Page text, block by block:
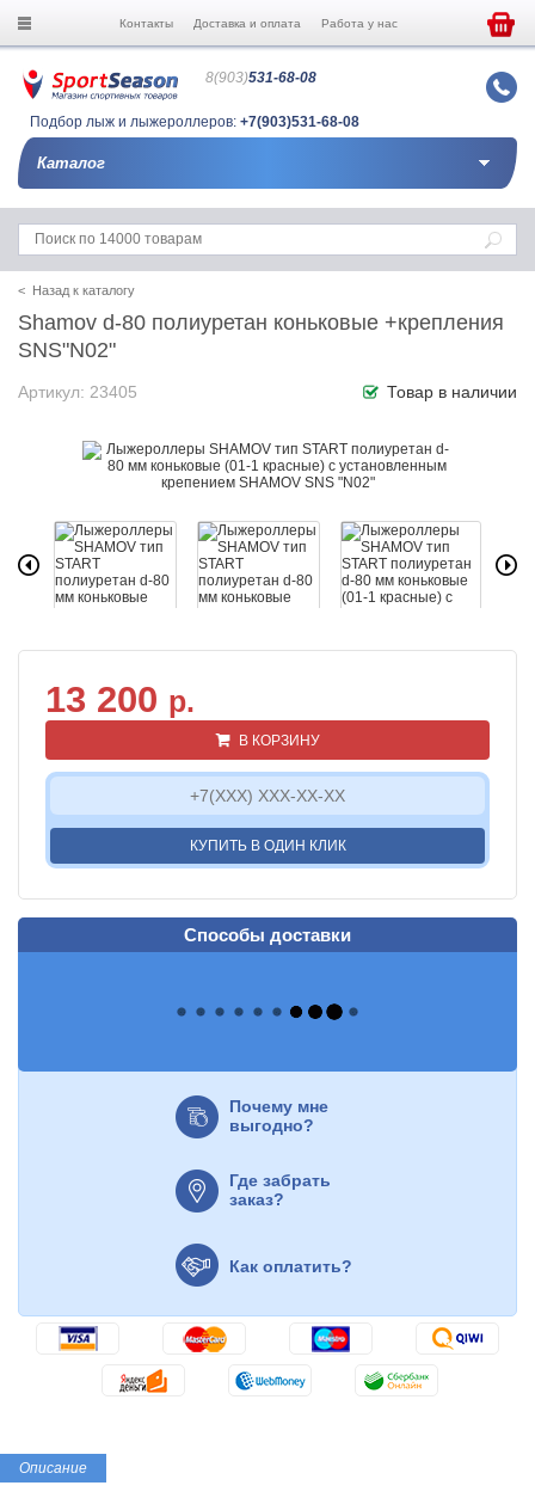
Контакты Доставка и оплата Работа у нас
8(903)531-68-08
Подбор лыж и лыжероллеров: +7(903)531-68-08
Каталог
< Назад к каталогу
Shamov d-80 полиуретан коньковые +крепления
SNS"N02"
Артикул: 23405 Товар в наличии
13 200 р.
В КОРЗИНУ
КУПИТЬ В ОДИН КЛИК
Способы доставки
Почему мне
выгодно?
Где забрать
заказ?
Как оплатить?
Описание